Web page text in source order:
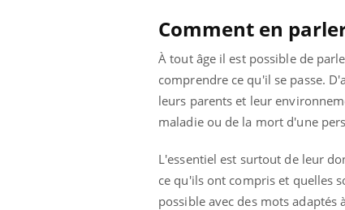
Comment en
À tout âge il est possible de
comprendre ce qu'il se passe.
leurs parents et leur
maladie ou de la mort d'une
L'essentiel est surtout de leur
ce qu'ils ont compris et quelles
possible avec des mots